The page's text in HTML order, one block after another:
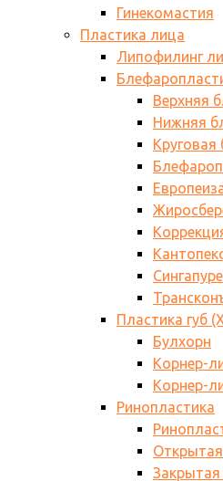
Гинекомастия
Пластика лица
Липофилинг
Верхняя
Нижняя
Круговая
Пластика губ
Булхорн
Корнер-
Корнер-
Ринопластика
Закрытая